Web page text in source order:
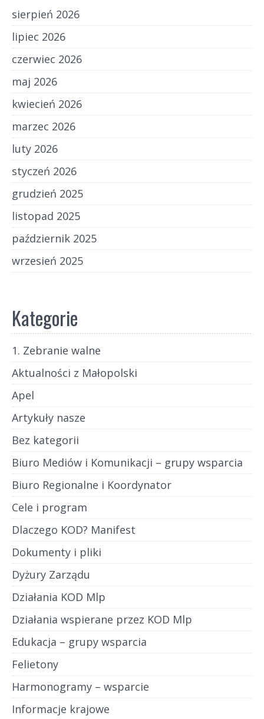
sierpień 2026
lipiec 2026
czerwiec 2026
maj 2026
kwiecień 2026
marzec 2026
luty 2026
styczeń 2026
grudzień 2025
listopad 2025
październik 2025
wrzesień 2025
Kategorie
1. Zebranie walne
Aktualności z Małopolski
Apel
Artykuły nasze
Bez kategorii
Biuro Mediów i Komunikacji – grupy wsparcia
Biuro Regionalne i Koordynator
Cele i program
Dlaczego KOD? Manifest
Dokumenty i pliki
Dyżury Zarządu
Działania KOD Mlp
Działania wspierane przez KOD Mlp
Edukacja – grupy wsparcia
Felietony
Harmonogramy – wsparcie
Informacje krajowe